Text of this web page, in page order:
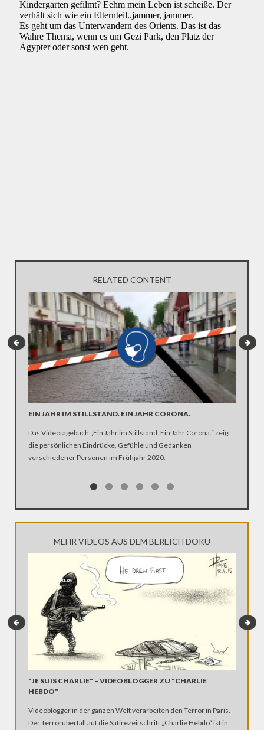
RELATED CONTENT
EIN JAHR IM STILLSTAND. EIN JAHR CORONA.
Das Videotagebuch „Ein Jahr im Stillstand. Ein Jahr Corona.“ zeigt
die persönlichen Eindrücke, Gefühle und Gedanken
verschiedener Personen im Frühjahr 2020.
MEHR VIDEOS AUS DEM BEREICH DOKU
"JE SUIS CHARLIE" – VIDEOBLOGGER ZU "CHARLIE
HEBDO"
Videoblogger in der ganzen Welt verarbeiten den Terror in Paris.
Der Terrorüberfall auf die Satirezeitschrift „Charlie Hebdo“ ist in